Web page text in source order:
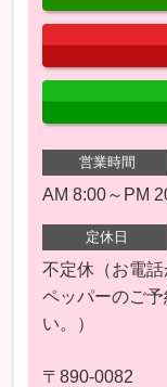
営業時間
AM 8:00～PM
定休日
不定休（お電
ペッパーのご
い。）
〒890-0082